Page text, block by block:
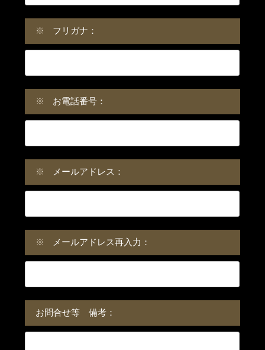
※ フリガナ：
※ お電話番号：
※ メールアドレス：
※ メールアドレス再入力：
お問合せ等 備考：